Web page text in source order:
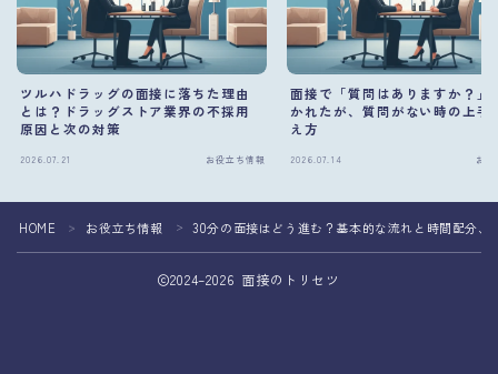
ツルハドラッグの面接に落ちた理由
とは？ドラッグストア業界の不採用
原因と次の対策
2026.07.21 お役立ち情報
面接で「質問はありますか？」
かれたが、質問がない時の上手
え方
2026.07.14 お
HOME ＞ お役立ち情報 ＞ 30分の面接はどう進む？基本的な流れと時間配分、
2024–2026 面接のトリセツ